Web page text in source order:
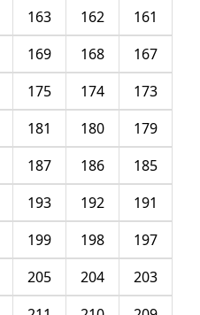
161
162
163
167
168
169
173
174
175
179
180
181
185
186
187
191
192
193
197
198
199
203
204
205